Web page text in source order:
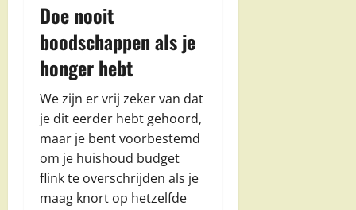
Doe nooit
boodschappen als je
honger hebt
We zijn er vrij zeker van dat
je dit eerder hebt gehoord,
maar je bent voorbestemd
om je huishoud budget
flink te overschrijden als je
maag knort op hetzelfde